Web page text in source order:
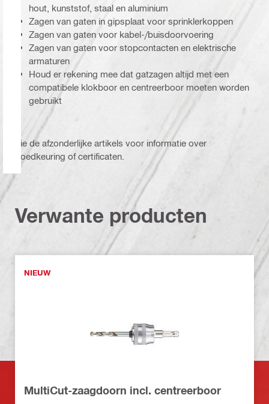
hout, kunststof, staal en aluminium
Zagen van gaten in gipsplaat voor sprinklerkoppen
Zagen van gaten voor kabel-/buisdoorvoering
Zagen van gaten voor stopcontacten en elektrische
armaturen
Houd er rekening mee dat gatzagen altijd met een
compatibele klokboor en centreerboor moeten worden
gebruikt
Zie de afzonderlijke artikels voor informatie over
goedkeuring of certificaten.
Verwante producten
NIEUW
MultiCut-zaagdoorn incl. centreerboor